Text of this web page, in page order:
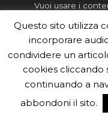
Vuoi usare i
Informativa sulla
Informatva sui
Per la rubrica de
inviarci le tue foto
redazione.edu
il form
Questo sito utilizza
incorporare
condividere un
cookies
continuando a
abbondoni il sito.